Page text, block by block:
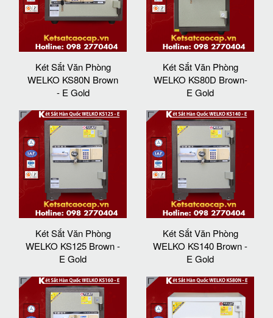
Két Sắt Văn Phòng
WELKO KS80N Brown
- E Gold
Két Sắt Văn Phòng
WELKO KS80D Brown-
E Gold
Két Sắt Văn Phòng
WELKO KS125 Brown -
E Gold
Két Sắt Văn Phòng
WELKO KS140 Brown -
E Gold